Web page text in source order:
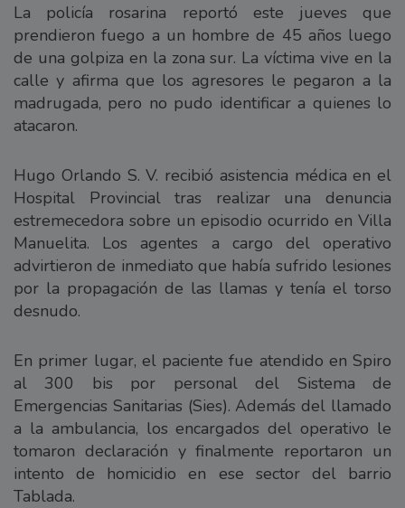
La policía rosarina reportó este jueves que
prendieron fuego a un hombre de 45 años luego
de una golpiza en la zona sur. La víctima vive en la
calle y afirma que los agresores le pegaron a la
madrugada, pero no pudo identificar a quienes lo
atacaron.
Hugo Orlando S. V. recibió asistencia médica en el
Hospital Provincial tras realizar una denuncia
estremecedora sobre un episodio ocurrido en Villa
Manuelita. Los agentes a cargo del operativo
advirtieron de inmediato que había sufrido lesiones
por la propagación de las llamas y tenía el torso
desnudo.
En primer lugar, el paciente fue atendido en Spiro
al 300 bis por personal del Sistema de
Emergencias Sanitarias (Sies). Además del llamado
a la ambulancia, los encargados del operativo le
tomaron declaración y finalmente reportaron un
intento de homicidio en ese sector del barrio
Tablada.